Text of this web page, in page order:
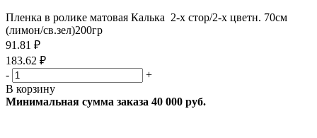
Пленка в ролике матовая Калька 2-х стор/2-х цветн. 70см
(лимон/св.зел)200гр
91.81 ₽
183.62 ₽
-
+
В корзину
Минимальная сумма заказа 40 000 руб.